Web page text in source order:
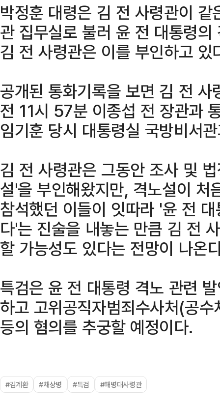
박정훈 대령은 김 전 사령관이
관 집무실로 불러 윤 전 대통령
김 전 사령관은 이를 부인하고 있
공개된 통화기록을 보면 김 전
전 11시 57분 이종섭 전 장관과
임기훈 당시 대통령실 국방비서
김 전 사령관은 그동안 조사 및
설'을 부인해왔지만, 격노설이 처
참석했던 이들이 잇따라 '윤 전
다'는 진술을 내놓는 만큼 김 전
할 가능성도 있다는 전망이 나온
특검은 윤 전 대통령 격노 관련
하고 고위공직자범죄수사처(공
등의 혐의를 추궁할 예정이다.
#김계환 #채상병 #특검 #해병대사령관